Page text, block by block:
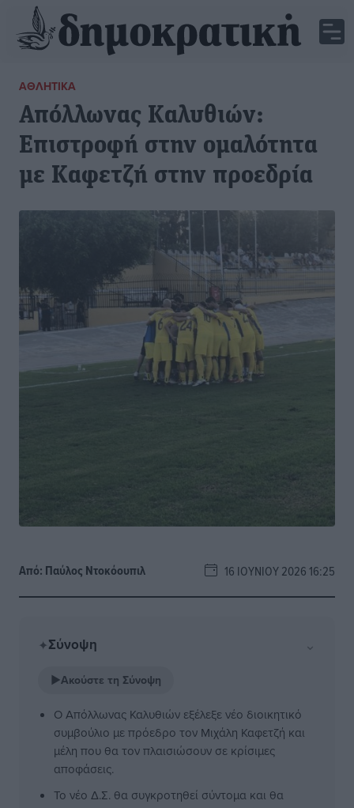
ΑΘΛΗΤΙΚΆ
Απόλλωνας Καλυθιών:
Επιστροφή στην ομαλότητα
με Καφετζή στην προεδρία
Από: Παύλος Nτοκόουπιλ 16 ΙΟΥΝΊΟΥ 2026 16:25
✦Σύνοψη ⌄
▶Ακούστε τη Σύνοψη
Ο Απόλλωνας Καλυθιών εξέλεξε νέο διοικητικό
συμβούλιο με πρόεδρο τον Μιχάλη Καφετζή και
μέλη που θα τον πλαισιώσουν σε κρίσιμες
αποφάσεις.
Το νέο Δ.Σ. θα συγκροτηθεί σύντομα και θα